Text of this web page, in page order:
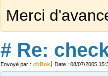
Merci
# Re:
Envoyé par : chBok Date : 08/07/2005